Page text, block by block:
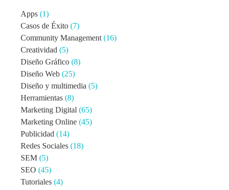
Apps (1)
Casos de Éxito (7)
Community Management (16)
Creatividad (5)
Diseño Gráfico (8)
Diseño Web (25)
Diseño y multimedia (5)
Herramientas (8)
Marketing Digital (65)
Marketing Online (45)
Publicidad (14)
Redes Sociales (18)
SEM (5)
SEO (45)
Tutoriales (4)